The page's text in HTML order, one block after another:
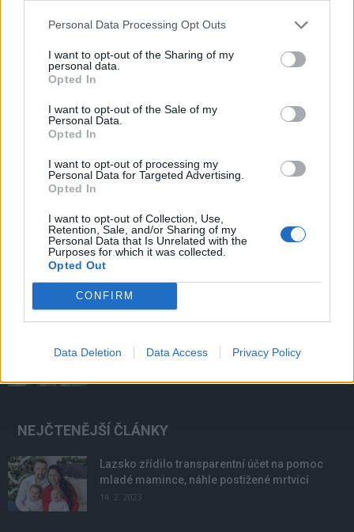
Personal Data Processing Opt Outs
I want to opt-out of the Sharing of my
personal data.
Opted In
I want to opt-out of the Sale of my
Personal Data.
Opted In
I want to opt-out of processing my
Personal Data for Targeted Advertising.
Opted In
I want to opt-out of Collection, Use,
Retention, Sale, and/or Sharing of my
Personal Data that Is Unrelated with the
Purposes for which it was collected.
Opted Out
CONFIRM
Data Deletion Data Access Privacy Policy
Většina koupališť na Příbramsku nabízí výborné
podmínky. Horší voda je jen...
4. 8. 2026
Přibudou i tři nové poblíž Svaté Hory
NEJČTENĚJŠÍ ČLÁNKY
Lazsko zřídilo transparentní účet na pomoc
mladé mamince, náhle postižené mrtvicí
14. 2. 2023